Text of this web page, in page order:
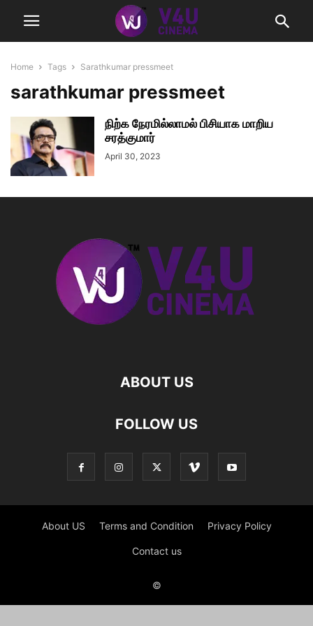
Home Tags Sarathkumar pressmeet
sarathkumar pressmeet
நிற்க நேரமில்லாமல் பிசியாக மாறிய
சரத்குமார்
April 30, 2023
ABOUT US
FOLLOW US
About US Terms and Condition Privacy Policy
Contact us
©